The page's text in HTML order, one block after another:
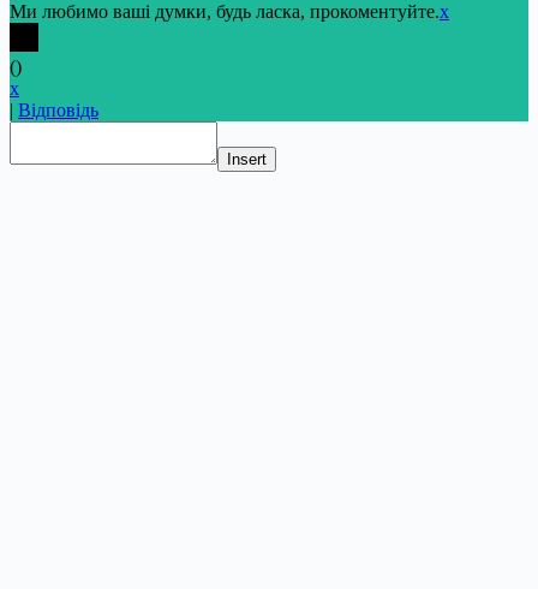
Ми любимо ваші думки, будь ласка, прокоментуйте.x
()
x
| Відповідь
Insert